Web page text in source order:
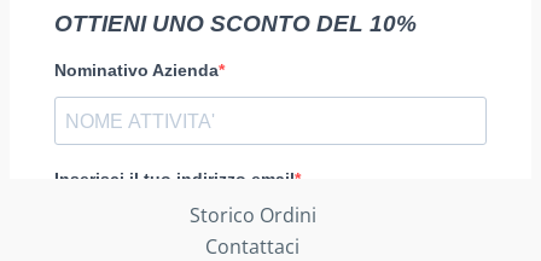
Storico Ordini
Contattaci